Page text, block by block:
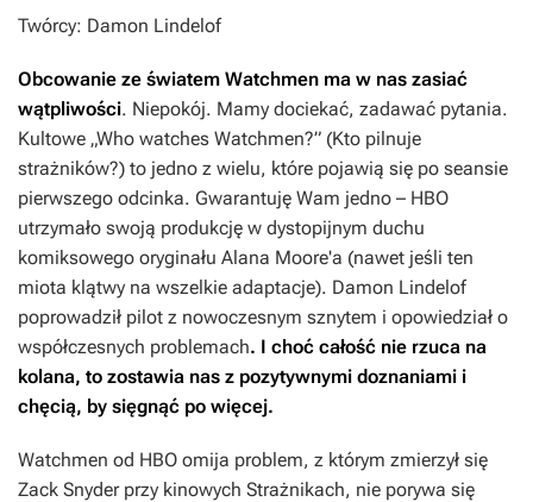
Twórcy: Damon Lindelof
Obcowanie ze światem Watchmen ma w nas zasiać
wątpliwości. Niepokój. Mamy dociekać, zadawać pytania.
Kultowe „Who watches Watchmen?” (Kto pilnuje
strażników?) to jedno z wielu, które pojawią się po seansie
pierwszego odcinka. Gwarantuję Wam jedno – HBO
utrzymało swoją produkcję w dystopijnym duchu
komiksowego oryginału Alana Moore'a (nawet jeśli ten
miota klątwy na wszelkie adaptacje). Damon Lindelof
poprowadził pilot z nowoczesnym sznytem i opowiedział o
współczesnych problemach. I choć całość nie rzuca na
kolana, to zostawia nas z pozytywnymi doznaniami i
chęcią, by sięgnąć po więcej.
Watchmen od HBO omija problem, z którym zmierzył się
Zack Snyder przy kinowych Strażnikach, nie porywa się